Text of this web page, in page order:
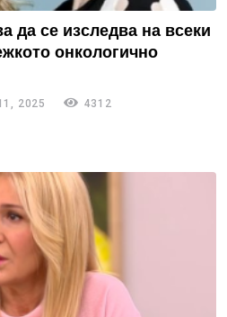
да се изследва на всеки
онкологично
2025
4312